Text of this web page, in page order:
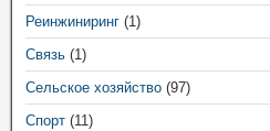
Реинжиниринг (1)
Связь (1)
Сельское хозяйство (97)
Спорт (11)